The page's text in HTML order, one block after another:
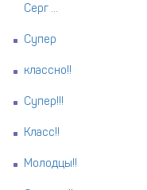
Серг ...
Супер
классно!!
Супер!!!
Класс!!
Молодцы!!